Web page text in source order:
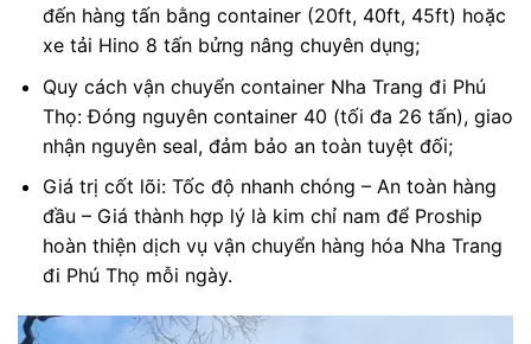
đến hàng tấn bằng container (20ft, 40ft, 45ft) hoặc
xe tải Hino 8 tấn bửng nâng chuyên dụng;
Quy cách vận chuyển container Nha Trang đi Phú
Thọ: Đóng nguyên container 40 (tối đa 26 tấn), giao
nhận nguyên seal, đảm bảo an toàn tuyệt đối;
Giá trị cốt lõi: Tốc độ nhanh chóng – An toàn hàng
đầu – Giá thành hợp lý là kim chỉ nam để Proship
hoàn thiện dịch vụ vận chuyển hàng hóa Nha Trang
đi Phú Thọ mỗi ngày.